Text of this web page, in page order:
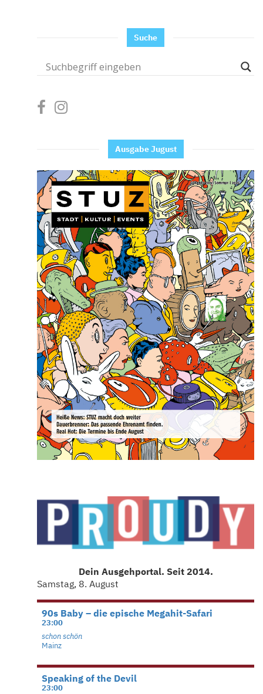
Suche
Ausgabe Jugust
Dein Ausgehportal. Seit 2014.
Samstag, 8. August
90s Baby – die epische Megahit-Safari
23:00
schon schön
Mainz
Speaking of the Devil
23:00